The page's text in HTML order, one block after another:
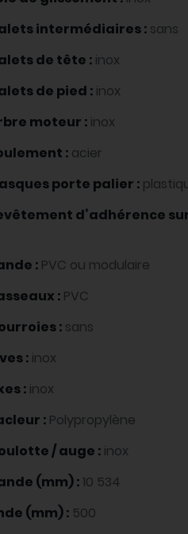
intermédiaires : sans
de tête : inox
de pied : inox
moteur : inox
: acier
porte palier :
d’adhérence
: PVC ou modulaire
: PVC
: sans
: inox
: inox
: Polypropylène
/ auge : inox
(mm) :10 534
(mm) : 500